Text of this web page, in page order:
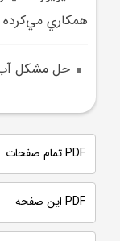
همکاري
حل مشکل
PDF تمام صفحات
PDF این صفحه